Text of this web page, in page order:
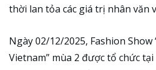
thời lan tỏa các giá trị nhân văn
Ngày 02/12/2025, Fashion Show
Vietnam” mùa 2 được tổ chức